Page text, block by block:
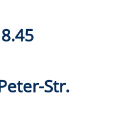
Str.